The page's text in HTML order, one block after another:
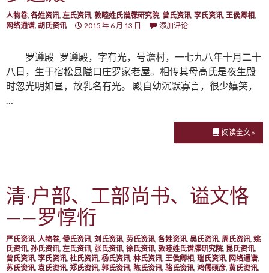
人物卷, 各姓资讯, 左氏资讯, 敦睦姓氏谱牒研究院, 曾氏资讯, 李氏资讯, 王侯卿相,
网络通谱, 胡氏资讯 2015 年 6 月 13 日 添加评论
罗遵殿 罗遵殿，字有光，号澹村，一七九八年十月二十
八日，生于宿松县隘口庄罗家老屋。相传其母高氏是夜生殿
时忽光明如昼，故乳名有光。 殿自幼沉默寡言，很少嬉笑，
…
阅读全文 »
清·户部、工部尚书、谥文恪
——罗惇㤚
严氏资讯, 人物卷, 倭氏资讯, 刘氏资讯, 劳氏资讯, 各姓资讯, 吴氏资讯, 周氏资讯, 姚
氏资讯, 孙氏资讯, 左氏资讯, 张氏资讯, 徐氏资讯, 敦睦姓氏谱牒研究院, 昆氏资讯,
曾氏资讯, 李氏资讯, 杜氏资讯, 杨氏资讯, 林氏资讯, 王侯卿相, 瑞氏资讯, 网络通谱,
苏氏资讯, 袁氏资讯, 郑氏资讯, 郭氏资讯, 陈氏资讯, 骆氏资讯, 鸿儒硕彦, 黄氏资讯,